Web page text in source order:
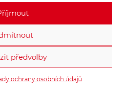
předvolby
ochrany osobních údajů